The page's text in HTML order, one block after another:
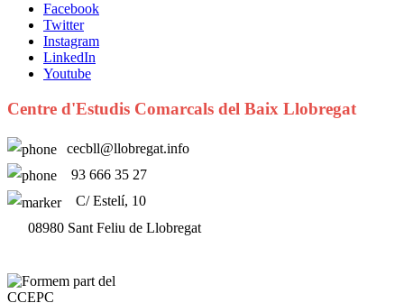
Facebook
Twitter
Instagram
LinkedIn
Youtube
Centre d'Estudis Comarcals del Baix Llobregat
cecbll@llobregat.info
93 666 35 27
C/ Estelí, 10
08980 Sant Feliu de Llobregat